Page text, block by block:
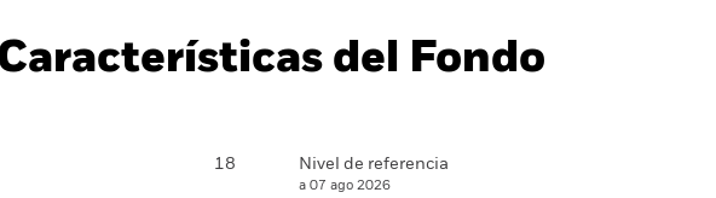
del Fondo
18 Nivel de referencia
a 07 ago 2026